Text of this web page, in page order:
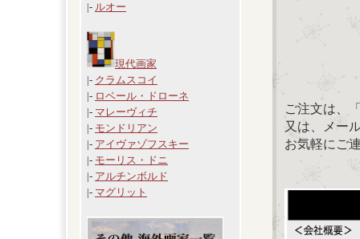
|- ルオー
現代画家
|- クラムスコイ
|- ロベール・ドローネ
|- マレーヴィチ
|- モンドリアン
|- アイヴァゾフスキー
|- モーリス・ドニ
|- アルチンボルド
|- マグリット
ご注文は、
又は、メー
お気軽にご